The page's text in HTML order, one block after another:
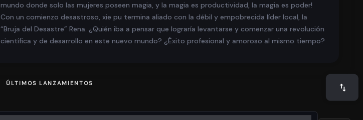
mundo donde solo las mujeres poseen magia, y la magia es productividad, la magia es poder!
Con un comienzo desastroso, xie pu termina aliado con la débil y empobrecida líder local, la
“Bruja del Desastre” Rena. ¿Quién iba a pensar que lograría levantarse y comenzar una revolución
científica y de desarrollo en este nuevo mundo? ¿Éxito profesional y amoroso al mismo tiempo?
ÚLTIMOS LANZAMIENTOS